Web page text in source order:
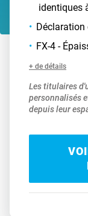
identiques
Déclaration
FX-4 -
+ de détails
Les titulaires
personnalisés
depuis leur